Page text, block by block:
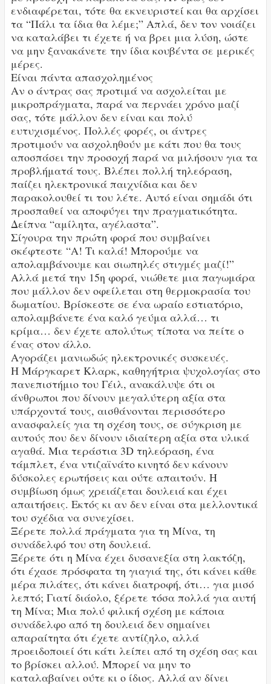
ενδιαφέρεται, τότε θα εκνευριστεί και θα αρχίσει
τα “Πάλι τα ίδια θα λέμε;” Απλά, δεν τον νοιάζει
να καταλάβει τι έχετε ή να βρει μια λύση, ώστε
να μην ξανακάνετε την ίδια κουβέντα σε μερικές
μέρες.
Είναι πάντα απασχολημένος
Αν ο άντρας σας προτιμά να ασχολείται με
μικροπράγματα, παρά να περνάει χρόνο μαζί
σας, τότε μάλλον δεν είναι και πολύ
ευτυχισμένος. Πολλές φορές, οι άντρες
προτιμούν να ασχοληθούν με κάτι που θα τους
αποσπάσει την προσοχή παρά να μιλήσουν για τα
προβλήματά τους. Βλέπει πολλή τηλεόραση,
παίζει ηλεκτρονικά παιχνίδια και δεν
παρακολουθεί τι του λέτε. Αυτό είναι σημάδι ότι
προσπαθεί να αποφύγει την πραγματικότητα.
Δείπνα “αμίλητα, αγέλαστα”.
Σίγουρα την πρώτη φορά που συμβαίνει
σκέφτεστε “Α! Τι καλά! Μπορούμε να
απολαμβάνουμε και σιωπηλές στιγμές μαζί!”
Αλλά μετά την 15η φορά, νιώθετε μια παγωμάρα
που μάλλον δεν οφείλεται στη θερμοκρασία του
δωματίου. Βρίσκεστε σε ένα ωραίο εστιατόριο,
απολαμβάνετε ένα καλό γεύμα αλλά… τι
κρίμα… δεν έχετε απολύτως τίποτα να πείτε ο
ένας στον άλλο.
Αγοράζει μανιωδώς ηλεκτρονικές συσκευές.
Η Μάργκαρετ Κλαρκ, καθηγήτρια ψυχολογίας στο
πανεπιστήμιο του Γέιλ, ανακάλυψε ότι οι
άνθρωποι που δίνουν μεγαλύτερη αξία στα
υπάρχοντά τους, αισθάνονται περισσότερο
ανασφαλείς για τη σχέση τους, σε σύγκριση με
αυτούς που δεν δίνουν ιδιαίτερη αξία στα υλικά
αγαθά. Μια τεράστια 3D τηλεόραση, ένα
τάμπλετ, ένα ντιζαϊνάτο κινητό δεν κάνουν
δύσκολες ερωτήσεις και ούτε απαιτούν. Η
συμβίωση όμως χρειάζεται δουλειά και έχει
απαιτήσεις. Εκτός κι αν δεν είναι στα μελλοντικά
του σχέδια να συνεχίσει.
Ξέρετε πολλά πράγματα για τη Μίνα, τη
συνάδελφό του στη δουλειά.
Ξέρετε ότι η Μίνα έχει δυσανεξία στη λακτόζη,
ότι έχασε πρόσφατα τη γιαγιά της, ότι κάνει κάθε
μέρα πιλάτες, ότι κάνει διατροφή, ότι… για μισό
λεπτό; Γιατί διάολο, ξέρετε τόσα πολλά για αυτή
τη Μίνα; Μια πολύ φιλική σχέση με κάποια
συνάδελφο από τη δουλειά δεν σημαίνει
απαραίτητα ότι έχετε αντίζηλο, αλλά
προειδοποιεί ότι κάτι λείπει από τη σχέση σας και
το βρίσκει αλλού. Μπορεί να μην το
καταλαβαίνει ούτε κι ο ίδιος. Αλλά αν δίνει